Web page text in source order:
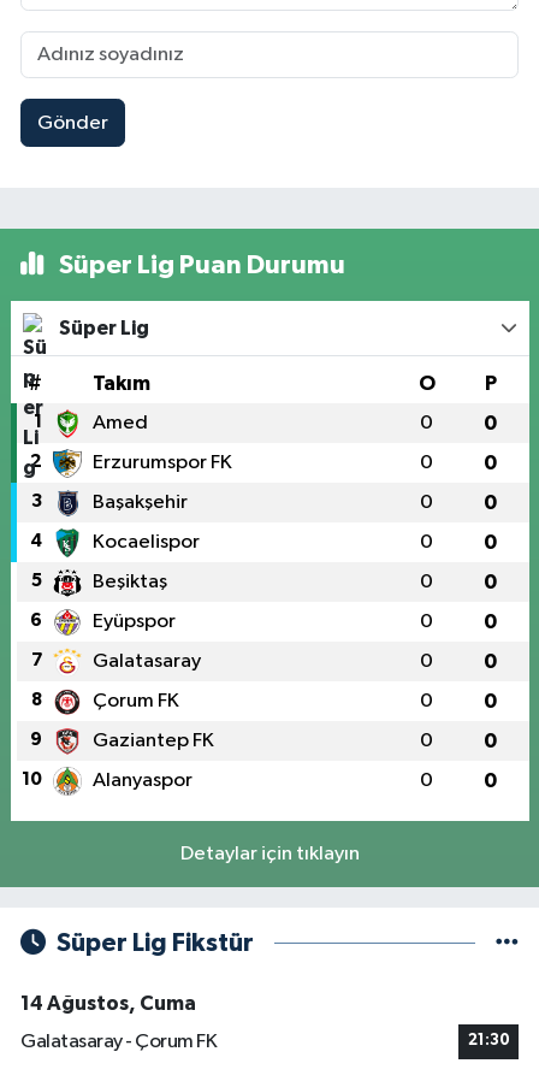
Gönder
Süper Lig Puan Durumu
Süper Lig
# Takım O P
1 Amed 0 0
2 Erzurumspor FK 0 0
3 Başakşehir 0 0
4 Kocaelispor 0 0
5 Beşiktaş 0 0
6 Eyüpspor 0 0
7 Galatasaray 0 0
8 Çorum FK 0 0
9 Gaziantep FK 0 0
10 Alanyaspor 0 0
Detaylar için tıklayın
Süper Lig Fikstür
14 Ağustos, Cuma
Galatasaray - Çorum FK
21:30